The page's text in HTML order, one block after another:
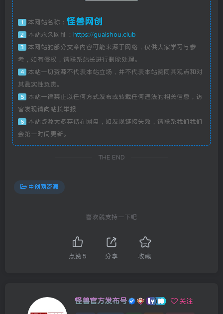
1 本网站名称： 怪兽网创
2 本站永久网址： https://guaishou.club
3
本网站的部分文章内容可能来源于网络，仅供大家学习与参
考，如有侵权，请联系站长进行删除处理。
4
本站一切资源不代表本站立场，并不代表本站赞同其观点和对
其真实性负责。
5
本站一律禁止以任何方式发布或转载任何违法的相关信息，访
客发现请向站长举报
6
本站资源大多存储在网盘，如发现链接失效，请联系我们我们
会第一时间更新。
THE END
中创网资源
喜欢就支持一下吧
点赞 5 分享 收藏
怪兽官方发布号 关注